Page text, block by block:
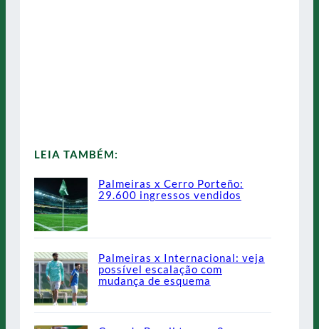
LEIA TAMBÉM:
Palmeiras x Cerro Porteño:
29.600 ingressos vendidos
Palmeiras x Internacional: veja
possível escalação com
mudança de esquema